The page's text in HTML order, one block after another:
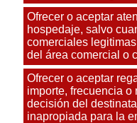
Ofrecer o aceptar
hospedaje, salvo
comerciales
del área comercial o
Ofrecer o aceptar
importe, frecuencia
decisión del
inapropiada para la